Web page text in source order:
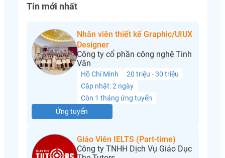
Tin mới nhất
Nhân viên thiết kế Graphic/UIUX
Designer
Công ty cổ phần công nghệ Tinh
Vân
Hồ Chí Minh
20 triệu - 30 triệu
Cập nhật: 2 ngày
Còn 1 tháng ứng tuyển
Ứng tuyển
Giáo Viên IELTS (Part-time)
Công ty TNHH Dịch Vụ Giáo Dục